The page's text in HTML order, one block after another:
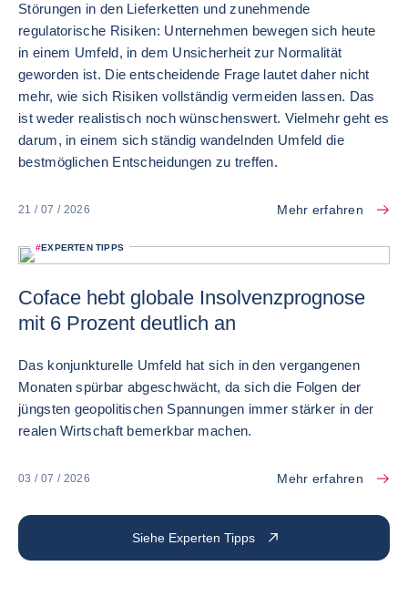
Siehe Experten Tipps
Störungen in den Lieferketten und zunehmende
regulatorische Risiken: Unternehmen bewegen sich heute
in einem Umfeld, in dem Unsicherheit zur Normalität
geworden ist. Die entscheidende Frage lautet daher nicht
mehr, wie sich Risiken vollständig vermeiden lassen. Das
ist weder realistisch noch wünschenswert. Vielmehr geht es
darum, in einem sich ständig wandelnden Umfeld die
bestmöglichen Entscheidungen zu treffen.
21 / 07 / 2026 Mehr erfahren
#EXPERTEN TIPPS
Coface hebt globale Insolvenzprognose
mit 6 Prozent deutlich an
Das konjunkturelle Umfeld hat sich in den vergangenen
Monaten spürbar abgeschwächt, da sich die Folgen der
jüngsten geopolitischen Spannungen immer stärker in der
realen Wirtschaft bemerkbar machen.
03 / 07 / 2026 Mehr erfahren